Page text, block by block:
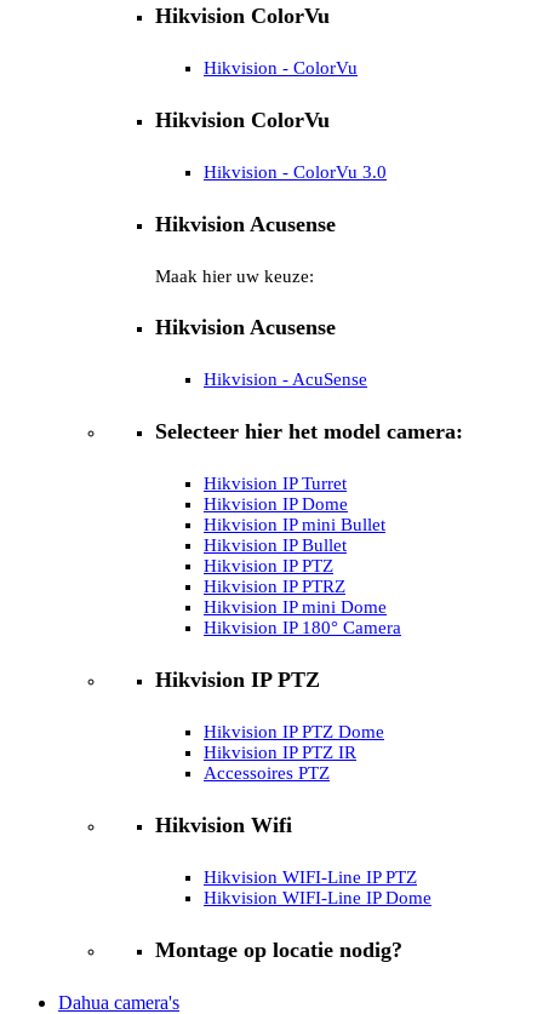
Hikvision ColorVu
Hikvision - ColorVu
Hikvision ColorVu
Hikvision - ColorVu 3.0
Hikvision Acusense
Maak hier uw keuze:
Hikvision Acusense
Hikvision - AcuSense
Selecteer hier het model camera:
Hikvision IP Turret
Hikvision IP Dome
Hikvision IP mini Bullet
Hikvision IP Bullet
Hikvision IP PTZ
Hikvision IP PTRZ
Hikvision IP mini Dome
Hikvision IP 180° Camera
Hikvision IP PTZ
Hikvision IP PTZ Dome
Hikvision IP PTZ IR
Accessoires PTZ
Hikvision Wifi
Hikvision WIFI-Line IP PTZ
Hikvision WIFI-Line IP Dome
Montage op locatie nodig?
Dahua camera's